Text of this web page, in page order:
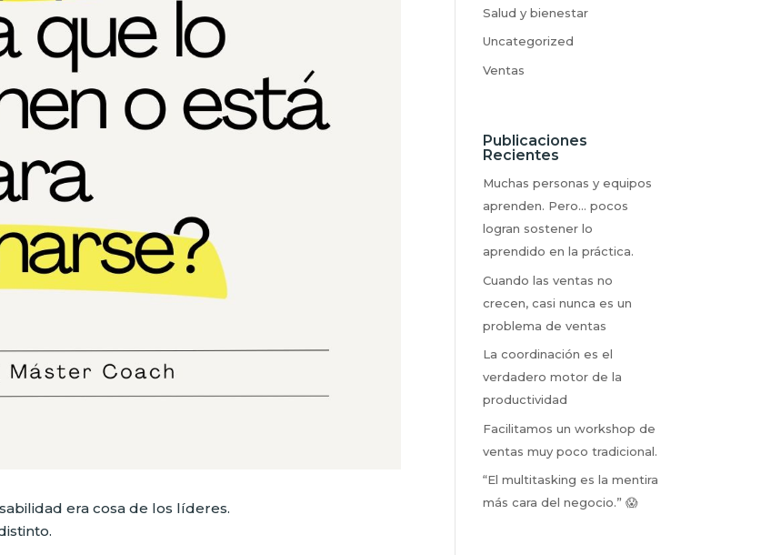
era cosa de los líderes.
Salud y bienestar
Uncategorized
Ventas
Publicaciones
Recientes
Muchas personas y equipos
aprenden. Pero… pocos
logran sostener lo
aprendido en la práctica.
Cuando las ventas no
crecen, casi nunca es un
problema de ventas
La coordinación es el
verdadero motor de la
productividad
Facilitamos un workshop de
ventas muy poco tradicional.
“El multitasking es la mentira
más cara del negocio.” 😱